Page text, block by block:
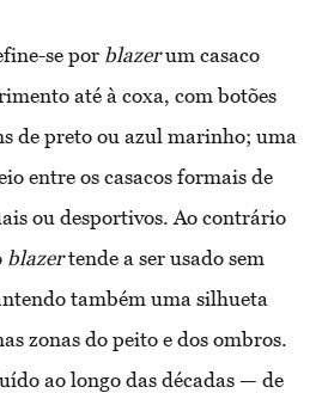
se por blazerum casaco
até à coxa, com botões
de preto ou azul marinho; uma
entre oscasacos formais de
ou desportivos. Ao contrário
blazertende a ser usado sem
também uma silhueta
zonas do peito e dos ombros.
ao longo das décadas — de